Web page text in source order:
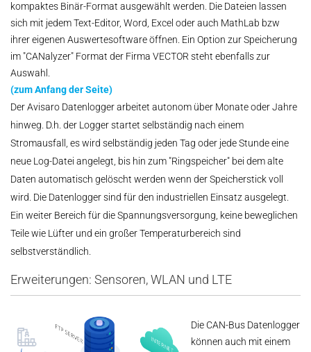
kompaktes Binär-Format ausgewählt werden. Die Dateien lassen
sich mit jedem Text-Editor, Word, Excel oder auch MathLab bzw
ihrer eigenen Auswertesoftware öffnen. Ein Option zur Speicherung
im "CANalyzer" Format der Firma VECTOR steht ebenfalls zur
Auswahl.
(zum Anfang der Seite)
Der Avisaro Datenlogger arbeitet autonom über Monate oder Jahre
hinweg. D.h. der Logger startet selbständig nach einem
Stromausfall, es wird selbständig jeden Tag oder jede Stunde eine
neue Log-Datei angelegt, bis hin zum "Ringspeicher" bei dem alte
Daten automatisch gelöscht werden wenn der Speicherstick voll
wird. Die Datenlogger sind für den industriellen Einsatz ausgelegt.
Ein weiter Bereich für die Spannungsversorgung, keine beweglichen
Teile wie Lüfter und ein großer Temperaturbereich sind
selbstverständlich.
Erweiterungen: Sensoren, WLAN und LTE
Die CAN-Bus Datenlogger
können auch mit einem